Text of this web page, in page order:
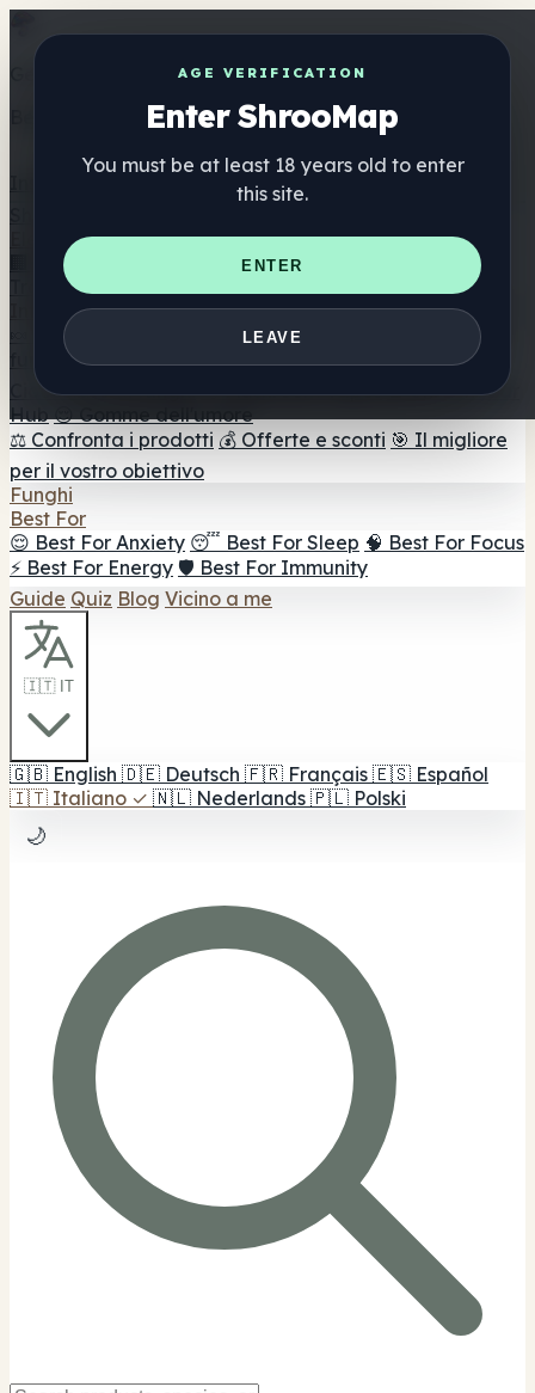
AGE VERIFICATION
Enter ShrooMap
You must be at least 18 years old to enter
this site.
ENTER
LEAVE
Get the ShrooMap app
Better than mobile web — one tap away
Elenco
🏢 Elenco dei marchi
📍 Trova il negozio di testa
Trova il negozio intelligente
🛒 Negozi di teste online
Integratori
🍬 Gomme ai funghi
💊 Capsule di funghi
💧 Tinture di
🫙 Polveri di funghi ☕ Caffè ai funghi 🍫
Cioccolato ai funghi 💨 Mushroom Vapes 🍫 Shroom Bar
Hub 😌 Gomme dell'umore
⚖️ Confronta i prodotti 💰 Offerte e sconti 🎯 Il migliore
per il vostro obiettivo
Funghi
Best For
😌 Best For Anxiety 😴 Best For Sleep 🧠 Best For Focus
⚡ Best For Energy 🛡️ Best For Immunity
Guide Quiz Blog Vicino a me
🇮🇹 IT
🇬🇧 English 🇩🇪 Deutsch 🇫🇷 Français 🇪🇸 Español
🇮🇹 Italiano ✓ 🇳🇱 Nederlands 🇵🇱 Polski
🌙